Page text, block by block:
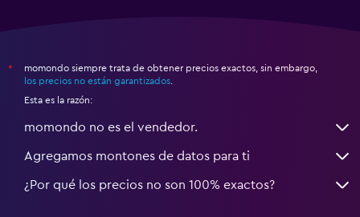
*
momondo siempre trata de obtener precios exactos, sin embargo,
los precios no están garantizados
Esta es la razón:
momondo no es el vendedor.
Agregamos montones de datos para ti
¿Por qué los precios no son 100% exactos?